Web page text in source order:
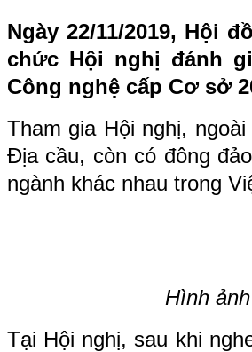
Ngày 22/11/2019, Hội
chức Hội nghị đánh
Công nghệ cấp Cơ sở
Tham gia Hội nghị,
Địa cầu, còn có đông
ngành khác nhau trong
Hình
Tại Hội nghị, sau khi